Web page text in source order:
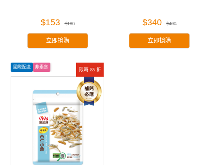
$153 $180
立即搶購
$340 $400
立即搶購
限時 85 折
國際配送 非素食